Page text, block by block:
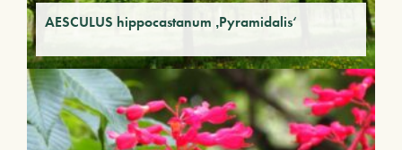
AESCULUS hippocastanum ‚Pyramidalis‘